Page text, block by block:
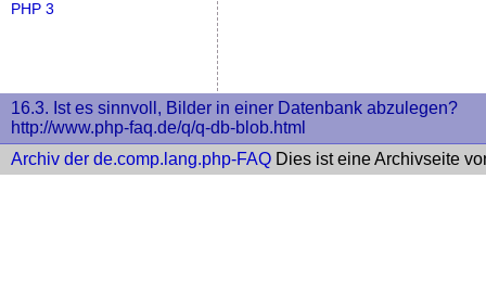
PHP 3
16.3. Ist es sinnvoll, Bilder in einer Datenbank abzulegen?
http://www.php-faq.de/q/q-db-blob.html
Archiv der de.comp.lang.php-FAQ Dies ist eine Archivseite